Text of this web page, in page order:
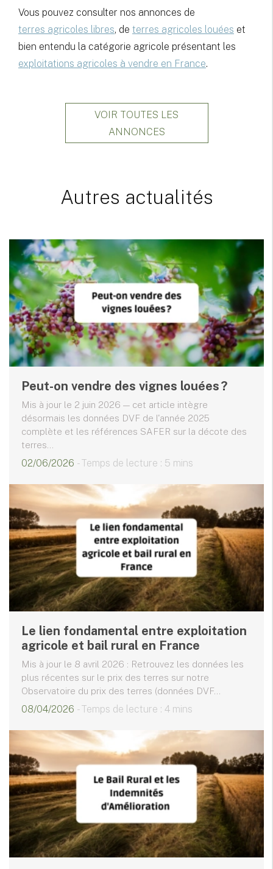
Vous pouvez consulter nos annonces de
terres agricoles libres, de terres agricoles louées et
bien entendu la catégorie agricole présentant les
exploitations agricoles à vendre en France.
VOIR TOUTES LES
ANNONCES
Autres actualités
Peut-on vendre des vignes louées ?
Mis à jour le 2 juin 2026 — cet article intègre
désormais les données DVF de l'année 2025
complète et les références SAFER sur la décote des
terres...
02/06/2026 - Temps de lecture : 5 mins
Le lien fondamental entre exploitation
agricole et bail rural en France
Mis à jour le 8 avril 2026 : Retrouvez les données les
plus récentes sur le prix des terres sur notre
Observatoire du prix des terres (données DVF...
08/04/2026 - Temps de lecture : 4 mins